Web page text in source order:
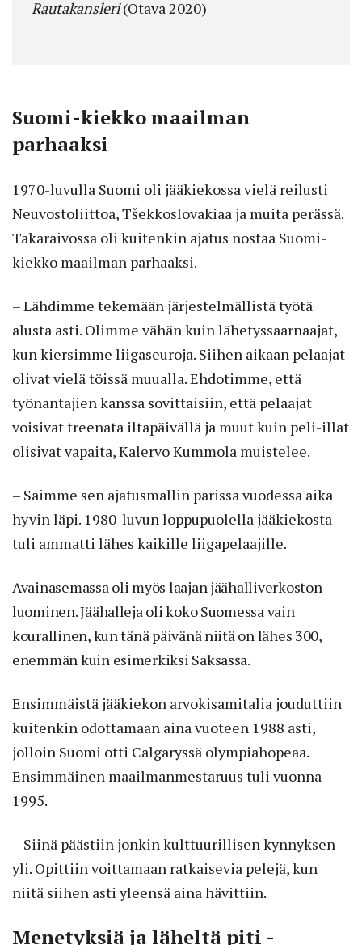
Rautakansleri(Otava 2020)
Suomi-kiekko maailman
parhaaksi
1970-luvulla Suomi oli jääkiekossa vielä reilusti
Neuvostoliittoa, Tšekkoslovakiaa ja muita perässä.
Takaraivossa oli kuitenkin ajatus nostaa Suomi-
kiekko maailman parhaaksi.
– Lähdimme tekemään järjestelmällistä työtä
alusta asti. Olimme vähän kuin lähetyssaarnaajat,
kun kiersimme liigaseuroja. Siihen aikaan pelaajat
olivat vielä töissä muualla. Ehdotimme, että
työnantajien kanssa sovittaisiin, että pelaajat
voisivat treenata iltapäivällä ja muut kuin peli-illat
olisivat vapaita, Kalervo Kummola muistelee.
– Saimme sen ajatusmallin parissa vuodessa aika
hyvin läpi. 1980-luvun loppupuolella jääkiekosta
tuli ammatti lähes kaikille liigapelaajille.
Avainasemassa oli myös laajan jäähalliverkoston
luominen. Jäähalleja oli koko Suomessa vain
kourallinen, kun tänä päivänä niitä on lähes 300,
enemmän kuin esimerkiksi Saksassa.
Ensimmäistä jääkiekon arvokisamitalia jouduttiin
kuitenkin odottamaan aina vuoteen 1988 asti,
jolloin Suomi otti Calgaryssä olympiahopeaa.
Ensimmäinen maailmanmestaruus tuli vuonna
1995.
– Siinä päästiin jonkin kulttuurillisen kynnyksen
yli. Opittiin voittamaan ratkaisevia pelejä, kun
niitä siihen asti yleensä aina hävittiin.
Menetyksiä ja läheltä piti -